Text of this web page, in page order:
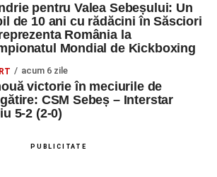
din experiența duhovnicească și
Oașa, Sinaxa își propune să
în regăsirea motivației interioare,
instrumente metodice actuale, ci și
reciproc, colaborare și reconectare la
autentică.
pentru Valea Sebeșului: Un
de 10 ani cu rădăcini în Săsciori
România la
Mondial de Kickboxing
acum 6 zile
victorie în meciurile de
CSM Sebeș – Interstar
5-2 (2-0)
PUBLICITATE